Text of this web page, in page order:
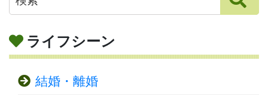
ライフシーン
結婚・離婚